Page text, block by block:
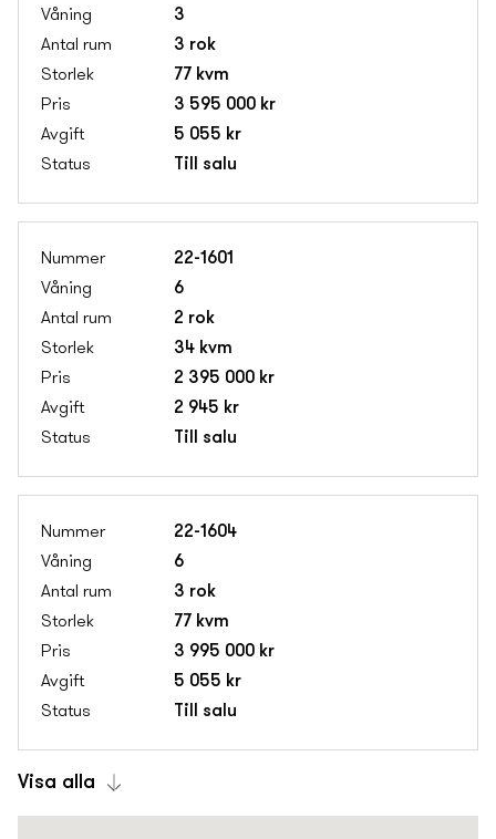
3
3 rok
77 kvm
3 595 000 kr
5 055 kr
Till salu
22-1601
6
2 rok
34 kvm
2 395 000 kr
2 945 kr
Till salu
22-1604
6
3 rok
77 kvm
3 995 000 kr
5 055 kr
Till salu
Visa alla